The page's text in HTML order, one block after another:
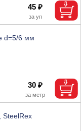
45 ₽
d=5/6 мм
30 ₽
SteelRex